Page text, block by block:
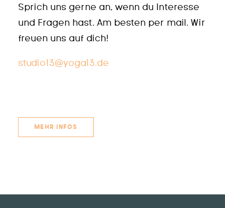
Sprich uns gerne an, wenn du Interesse
und Fragen hast. Am besten per mail. Wir
freuen uns auf dich!
studio13@yoga13.de
MEHR INFOS